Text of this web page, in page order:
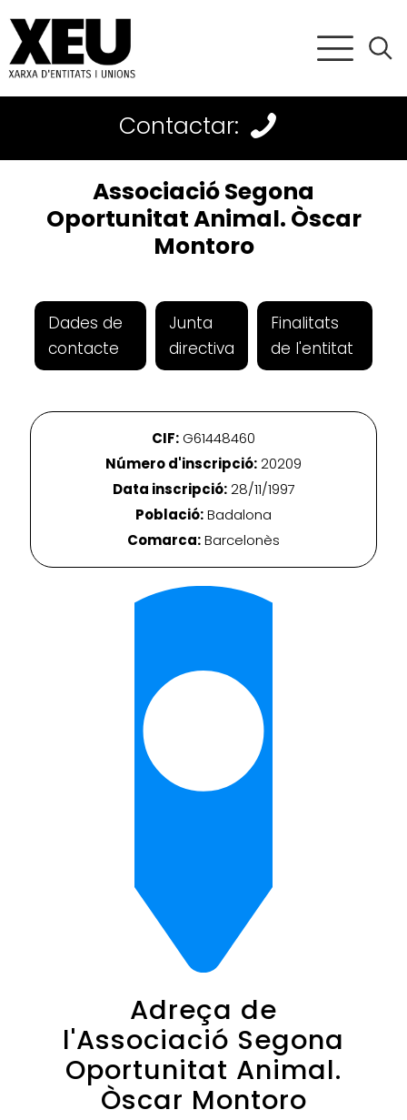
Contactar:
Associació Segona
Oportunitat Animal. Òscar
Montoro
Dades de
contacte
Junta
directiva
Finalitats
de l'entitat
CIF: G61448460
Número d'inscripció:20209
Data inscripció:28/11/1997
Població:Badalona
Comarca:Barcelonès
Adreça de
l'Associació Segona
Oportunitat Animal.
Òscar Montoro